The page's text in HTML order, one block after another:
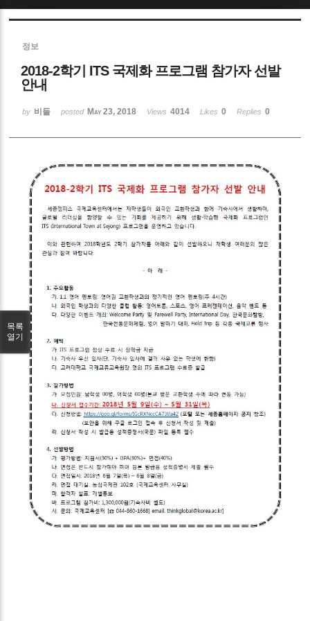
정보
2018-2학기 ITS 국제화 프로그램 참가자 선발
안내
by 비둘 posted May 23, 2018 Views 4014 Likes 0 Replies 0
목록
열기
Sketchbook5, 스케치북5
Sketchbook5, 스케치북5